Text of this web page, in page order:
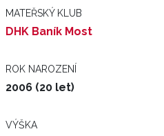
MATEŘSKÝ KLUB
DHK Baník Most
ROK NAROZENÍ
2006 (20 let)
VÝŠKA